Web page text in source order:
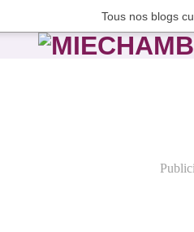
Tous nos blogs